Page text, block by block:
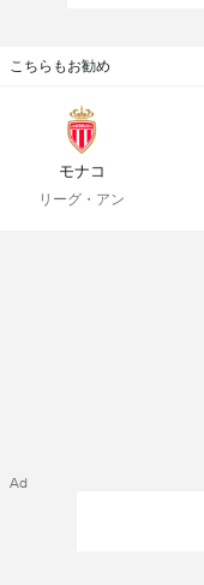
こちらもお勧め
モナコ
リーグ・アン
Ad